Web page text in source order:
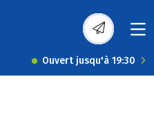
Ouvert jusqu'à 19:30